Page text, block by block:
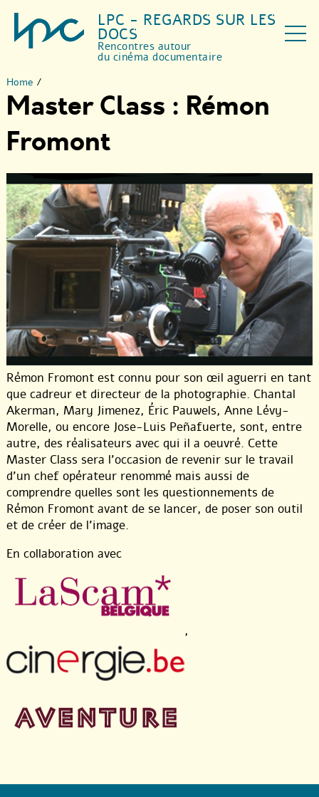
LPC - REGARDS SUR LES
DOCS
Rencontres autour
du cinéma documentaire
Home /
Master Class : Rémon
Fromont
Rémon Fromont est connu pour son œil aguerri en tant
que cadreur et directeur de la photographie. Chantal
Akerman, Mary Jimenez, Éric Pauwels, Anne Lévy-
Morelle, ou encore Jose-Luis Peñafuerte, sont, entre
autre, des réalisateurs avec qui il a oeuvré. Cette
Master Class sera l’occasion de revenir sur le travail
d’un chef opérateur renommé mais aussi de
comprendre quelles sont les questionnements de
Rémon Fromont avant de se lancer, de poser son outil
et de créer de l’image.
En collaboration avec
,